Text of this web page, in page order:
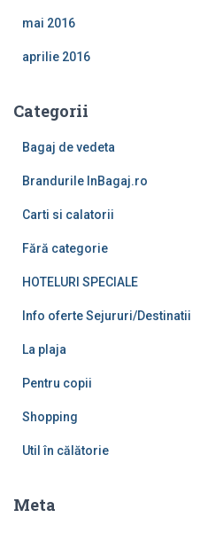
mai 2016
aprilie 2016
Categorii
Bagaj de vedeta
Brandurile InBagaj.ro
Carti si calatorii
Fără categorie
HOTELURI SPECIALE
Info oferte Sejururi/Destinatii
La plaja
Pentru copii
Shopping
Util în călătorie
Meta